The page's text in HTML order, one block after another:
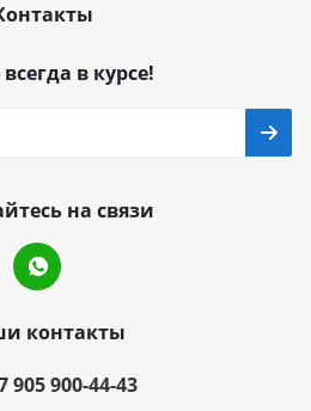
в курсе!
на связи
контакты
905 900-44-43